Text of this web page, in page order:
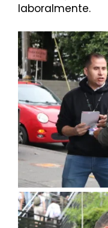
laboralmente.